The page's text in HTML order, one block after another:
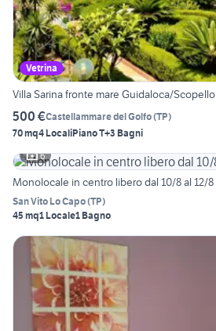
Vetrina
Villa Sarina fronte mare Guidaloca/Scopello
500 €Castellammare del Golfo(TP)
70 mq4 LocaliPiano T+3 Bagni
6
Monolocale in centro libero dal 10/8 al 12/8
San Vito Lo Capo(TP)
45 mq1 Locale1 Bagno